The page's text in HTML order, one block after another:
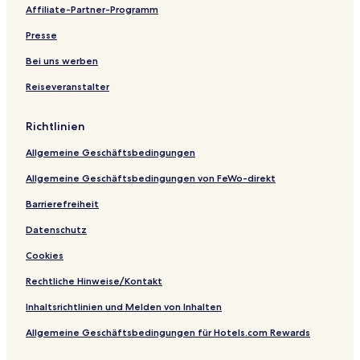
i
l
l
a
e
n
e
o
r
e
B
a
i
a
Affiliate-Partner-Programm
Presse
Bei uns werben
Reiseveranstalter
Richtlinien
Allgemeine Geschäftsbedingungen
Allgemeine Geschäftsbedingungen von FeWo-direkt
Barrierefreiheit
Datenschutz
Cookies
Rechtliche Hinweise/Kontakt
Inhaltsrichtlinien und Melden von Inhalten
Allgemeine Geschäftsbedingungen für Hotels.com Rewards